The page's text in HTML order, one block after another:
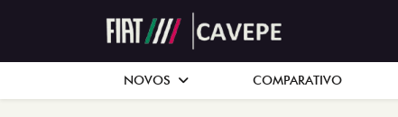
NOVOS COMPARATIVO